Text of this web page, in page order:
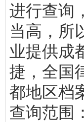
进行查询
当高，所
业提供成
捷，全国
都地区档
查询范围